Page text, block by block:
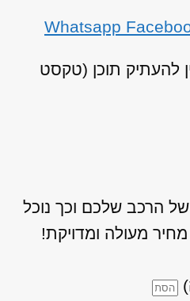
Whatsapp
להעתיק תוכן (טקסט
הרכב שלכם וכך נוכל
מעולה ומדויקת!